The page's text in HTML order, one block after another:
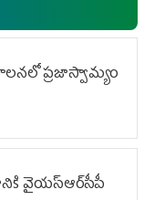
ప్రజాస్వామ్యం
వైయ‌స్ఆర్‌సీపీ